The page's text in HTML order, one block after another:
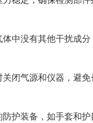
没有其他干扰成分
气源和仪器，避免
装备，如手套和护